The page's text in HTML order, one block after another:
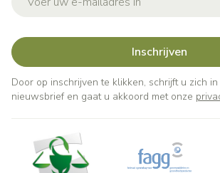
Inschrijven
Door op inschrijven te klikken, schrijft u zich
nieuwsbrief en gaat u akkoord met onze